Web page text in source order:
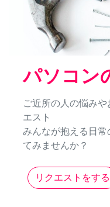
パソコン
ご近所の人の悩み
エスト
みんなが抱える日
てみませんか？
リクエストをする